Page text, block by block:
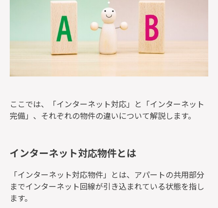
ここでは、「インターネット対応」と「インターネット
完備」、それぞれの物件の違いについて解説します。
インターネット対応物件とは
「インターネット対応物件」とは、アパートの共用部分
までインターネット回線が引き込まれている状態を指し
ます。